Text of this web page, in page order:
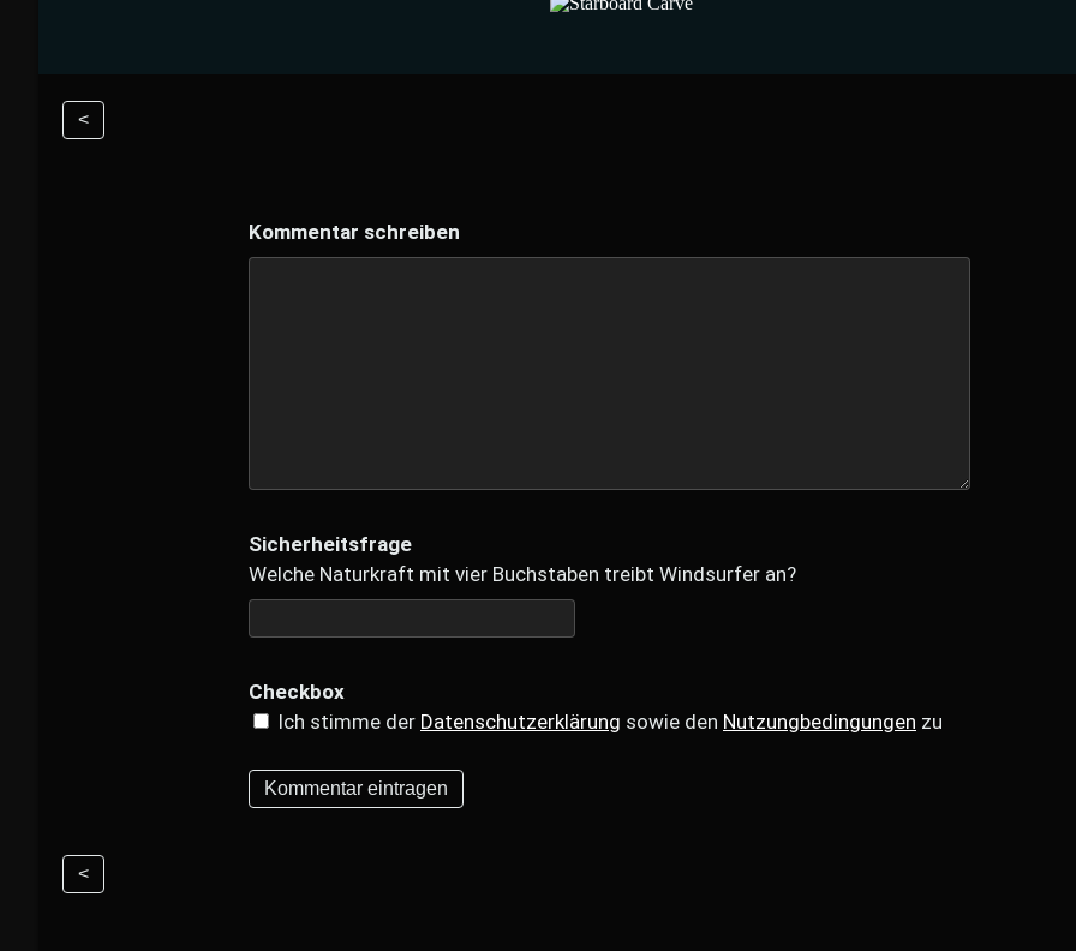
<
Kommentar schreiben
Sicherheitsfrage
Welche Naturkraft mit vier Buchstaben treibt Windsurfer an?
Checkbox
Ich stimme der Datenschutzerklärung sowie den Nutzungbedingungen zu
<